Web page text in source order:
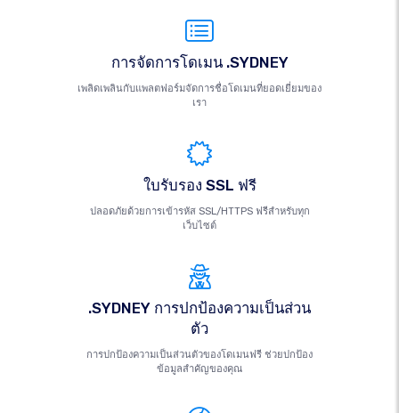
การจัดการโดเมน .SYDNEY
เพลิดเพลินกับแพลตฟอร์มจัดการชื่อโดเมนที่ยอดเยี่ยมของ
เรา
ใบรับรอง SSL ฟรี
ปลอดภัยด้วยการเข้ารหัส SSL/HTTPS ฟรีสำหรับทุก
เว็บไซต์
.SYDNEY การปกป้องความเป็นส่วน
ตัว
การปกป้องความเป็นส่วนตัวของโดเมนฟรี ช่วยปกป้อง
ข้อมูลสำคัญของคุณ